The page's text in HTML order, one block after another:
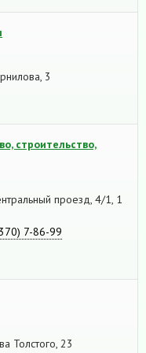
3
строительство,
проезд, 4/1, 1
7-86-99
Толстого, 23